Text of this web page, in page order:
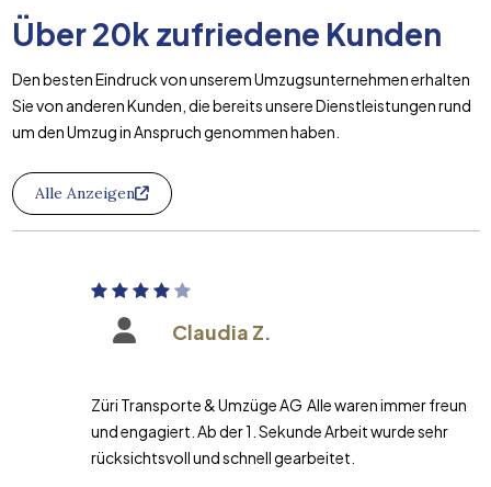
Über20k zufriedene Kunden
Den besten Eindruck von unserem Umzugsunternehmen erhalten
Sie von anderen Kunden, die bereits unsere Dienstleistungen rund
um den Umzug in Anspruch genommen haben.
Alle Anzeigen
Claudia Z.
Züri Transporte & Umzüge AG Alle waren immer freundlich
und engagiert. Ab der 1. Sekunde Arbeit wurde sehr
rücksichtsvoll und schnell gearbeitet.